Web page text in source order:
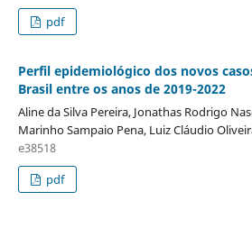
pdf
Perfil epidemiológico dos novos
Brasil entre os anos de 2019-2022
Aline da Silva Pereira, Jonathas Rodrigo
Marinho Sampaio Pena, Luiz Cláudio
e38518
pdf